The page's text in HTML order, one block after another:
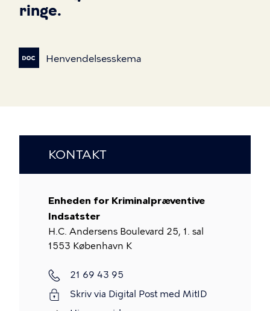
ringe.
Henvendelsesskema
KONTAKT
Enheden for Kriminalpræventive
Indsatster
H.C. Andersens Boulevard 25, 1. sal
1553 København K
Telefon
21 69 43 95
Skriv via Digital Post med MitID